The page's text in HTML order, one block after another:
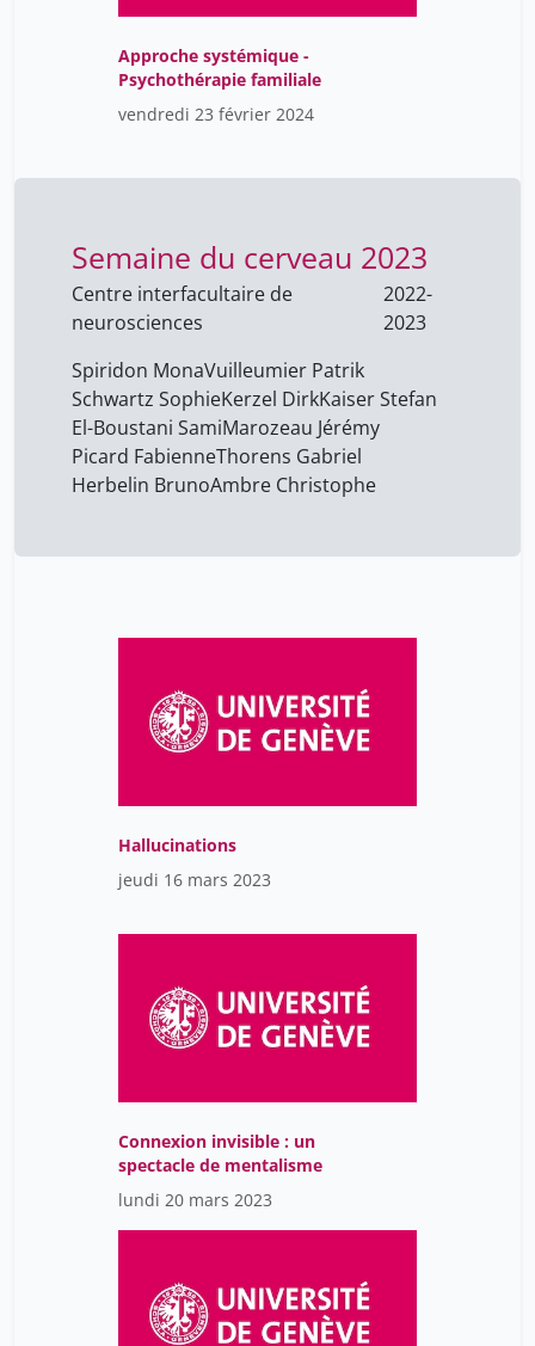
Approche systémique -
Psychothérapie familiale
vendredi 23 février 2024
Semaine du cerveau 2023
Centre interfacultaire de
neurosciences
2022-
2023
Spiridon MonaVuilleumier Patrik
Schwartz SophieKerzel DirkKaiser Stefan
El-Boustani SamiMarozeau Jérémy
Picard FabienneThorens Gabriel
Herbelin BrunoAmbre Christophe
Hallucinations
jeudi 16 mars 2023
Connexion invisible : un
spectacle de mentalisme
lundi 20 mars 2023